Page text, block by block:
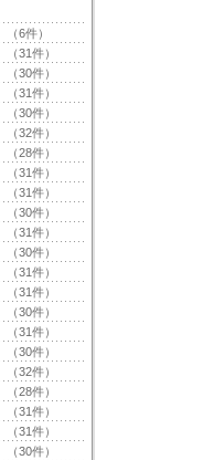
（6件）
（31件）
（30件）
（31件）
（30件）
（32件）
（28件）
（31件）
（31件）
（30件）
（31件）
（30件）
（31件）
（31件）
（30件）
（31件）
（30件）
（32件）
（28件）
（31件）
（31件）
（30件）